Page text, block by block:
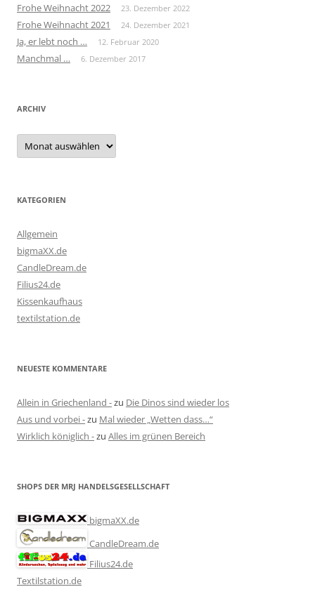
Frohe Weihnacht 2022 23. Dezember 2022
Frohe Weihnacht 2021 24. Dezember 2021
Ja, er lebt noch … 12. Februar 2020
Manchmal … 6. Dezember 2017
ARCHIV
Archiv
KATEGORIEN
Allgemein
bigmaXX.de
CandleDream.de
Filius24.de
Kissenkaufhaus
textilstation.de
NEUESTE KOMMENTARE
Allein in Griechenland -zu Die Dinos sind wieder los
Aus und vorbei -zu Mal wieder „Wetten dass…“
Wirklich königlich -zu Alles im grünen Bereich
SHOPS DER MRJ HANDELSGESELLSCHAFT
bigmaXX.de
CandleDream.de
Filius24.de
Textilstation.de